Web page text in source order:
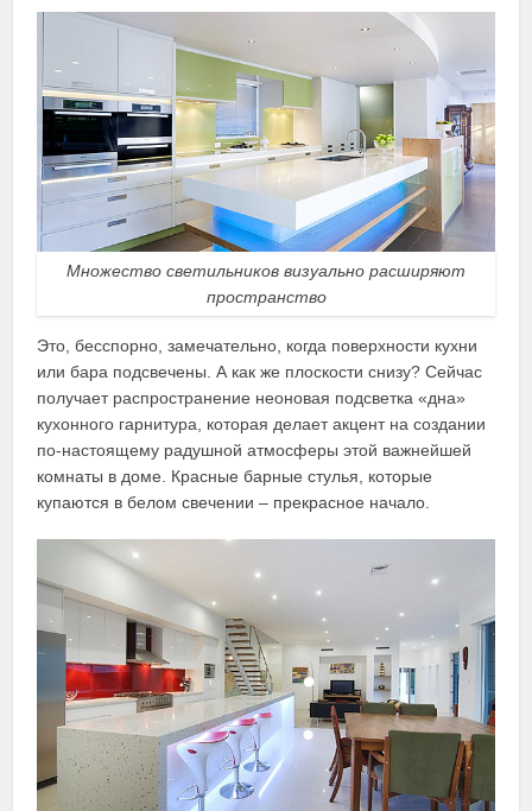
Множество светильников визуально расширяют
пространство
Это, бесспорно, замечательно, когда поверхности кухни
или бара подсвечены. А как же плоскости снизу? Сейчас
получает распространение неоновая подсветка «дна»
кухонного гарнитура, которая делает акцент на создании
по-настоящему радушной атмосферы этой важнейшей
комнаты в доме. Красные барные стулья, которые
купаются в белом свечении – прекрасное начало.